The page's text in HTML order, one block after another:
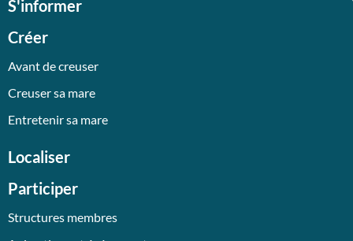
S'informer
Créer
Avant de creuser
Creuser sa mare
Entretenir sa mare
Localiser
Participer
Structures membres